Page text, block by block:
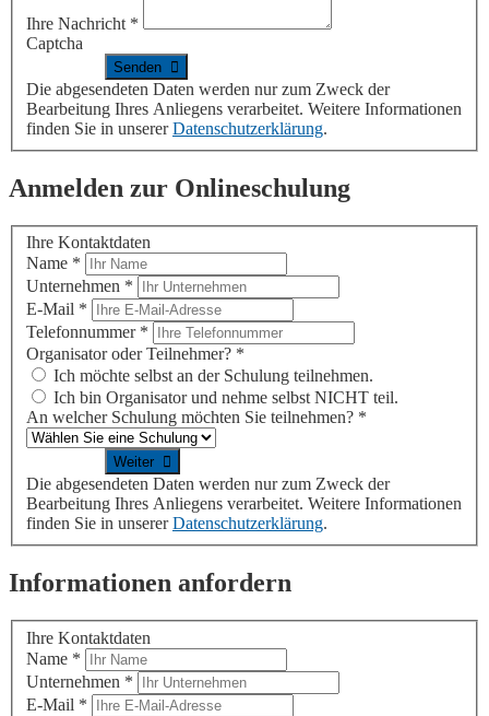
Ihre Nachricht *
Captcha
Die abgesendeten Daten werden nur zum Zweck der
Bearbeitung Ihres Anliegens verarbeitet. Weitere Informationen
finden Sie in unsererDatenschutzerklärung.
Anmelden zur Onlineschulung
Ihre Kontaktdaten
Name *
Unternehmen *
E-Mail *
Telefonnummer *
Organisator oder Teilnehmer? *
Ich möchte selbst an der Schulung teilnehmen.
Ich bin Organisator und nehme selbst NICHT teil.
An welcher Schulung möchten Sie teilnehmen? *
Die abgesendeten Daten werden nur zum Zweck der
Bearbeitung Ihres Anliegens verarbeitet. Weitere Informationen
finden Sie in unsererDatenschutzerklärung.
Informationen anfordern
Ihre Kontaktdaten
Name *
Unternehmen *
E-Mail *